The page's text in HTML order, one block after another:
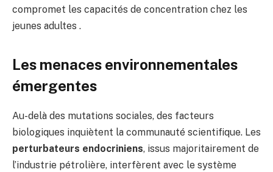
compromet les capacités de concentration chez les
jeunes adultes .
Les menaces environnementales
émergentes
Au-delà des mutations sociales, des facteurs
biologiques inquiètent la communauté scientifique. Les
perturbateurs endocriniens, issus majoritairement de
l’industrie pétrolière, interfèrent avec le système